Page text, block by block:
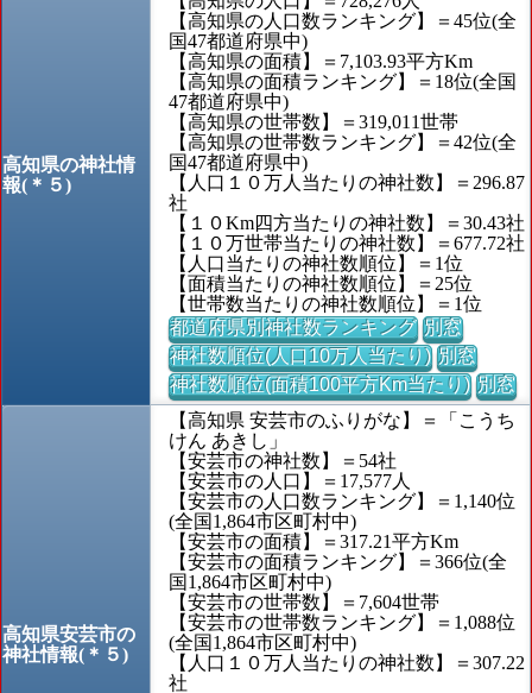
高知県の神社情
報(＊５)
【高知県の人口数ランキング】＝45位(全
国47都道府県中)
【高知県の面積】＝7,103.93平方Km
【高知県の面積ランキング】＝18位(全国
47都道府県中)
【高知県の世帯数】＝319,011世帯
【高知県の世帯数ランキング】＝42位(全
国47都道府県中)
【人口１０万人当たりの神社数】＝296.87
社
【１０Km四方当たりの神社数】＝30.43社
【１０万世帯当たりの神社数】＝677.72社
【人口当たりの神社数順位】＝1位
【面積当たりの神社数順位】＝25位
【世帯数当たりの神社数順位】＝1位
都道府県別神社数ランキング 別窓
神社数順位(人口10万人当たり) 別窓
神社数順位(面積100平方Km当たり) 別窓
高知県安芸市の
神社情報(＊５)
【高知県 安芸市のふりがな】＝「こうち
けん あきし」
【安芸市の神社数】＝54社
【安芸市の人口】＝17,577人
【安芸市の人口数ランキング】＝1,140位
(全国1,864市区町村中)
【安芸市の面積】＝317.21平方Km
【安芸市の面積ランキング】＝366位(全
国1,864市区町村中)
【安芸市の世帯数】＝7,604世帯
【安芸市の世帯数ランキング】＝1,088位
(全国1,864市区町村中)
【人口１０万人当たりの神社数】＝307.22
社